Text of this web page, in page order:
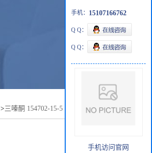
>三嗪酮 154702-15-5 现货，优势供应
手机： 15107166762
Q Q：
Q Q：
手机访问官网